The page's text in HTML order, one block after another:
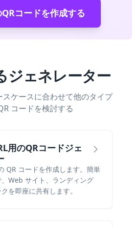
コードを作成する
ジェネレーター
スケースに合わせて他のタイプ
コードを検討する
用のQRコードジェ
QR コードを作成します。簡単
Web サイト、ランディング
を即座に共有します。